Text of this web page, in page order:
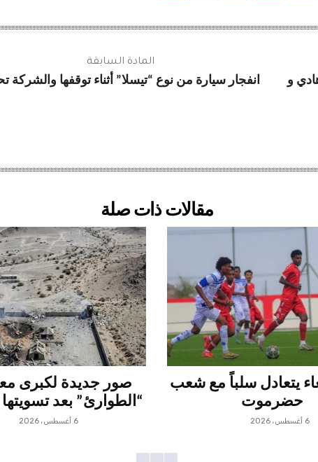
المادة السابقة
انفجار سيارة من نوع “تيسلا” أثناء توقفها والشركة
هادي و
مقالات ذات صلة
يتعادل سلباً مع شعب
حضرموت
6 أغسطس، 2026
صور جديدة لكبرى
“الطوارئ” بعد
6 أغسطس، 2026